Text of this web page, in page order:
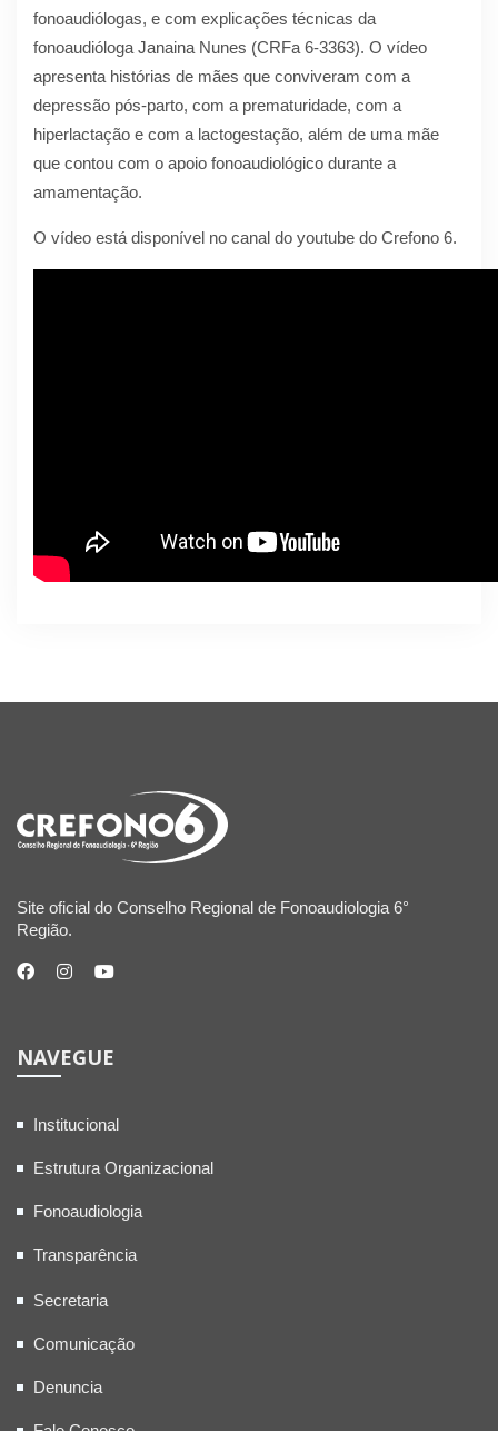
fonoaudiólogas, e com explicações técnicas da
fonoaudióloga Janaina Nunes (CRFa 6-3363). O vídeo
apresenta histórias de mães que conviveram com a
depressão pós-parto, com a prematuridade, com a
hiperlactação e com a lactogestação, além de uma mãe
que contou com o apoio fonoaudiológico durante a
amamentação.
O vídeo está disponível no canal do youtube do Crefono 6.
Site oficial do Conselho Regional de Fonoaudiologia 6°
Região.
NAVEGUE
Institucional
Estrutura Organizacional
Fonoaudiologia
Transparência
Secretaria
Comunicação
Denuncia